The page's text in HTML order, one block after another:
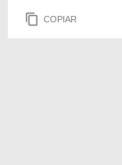
COPIAR